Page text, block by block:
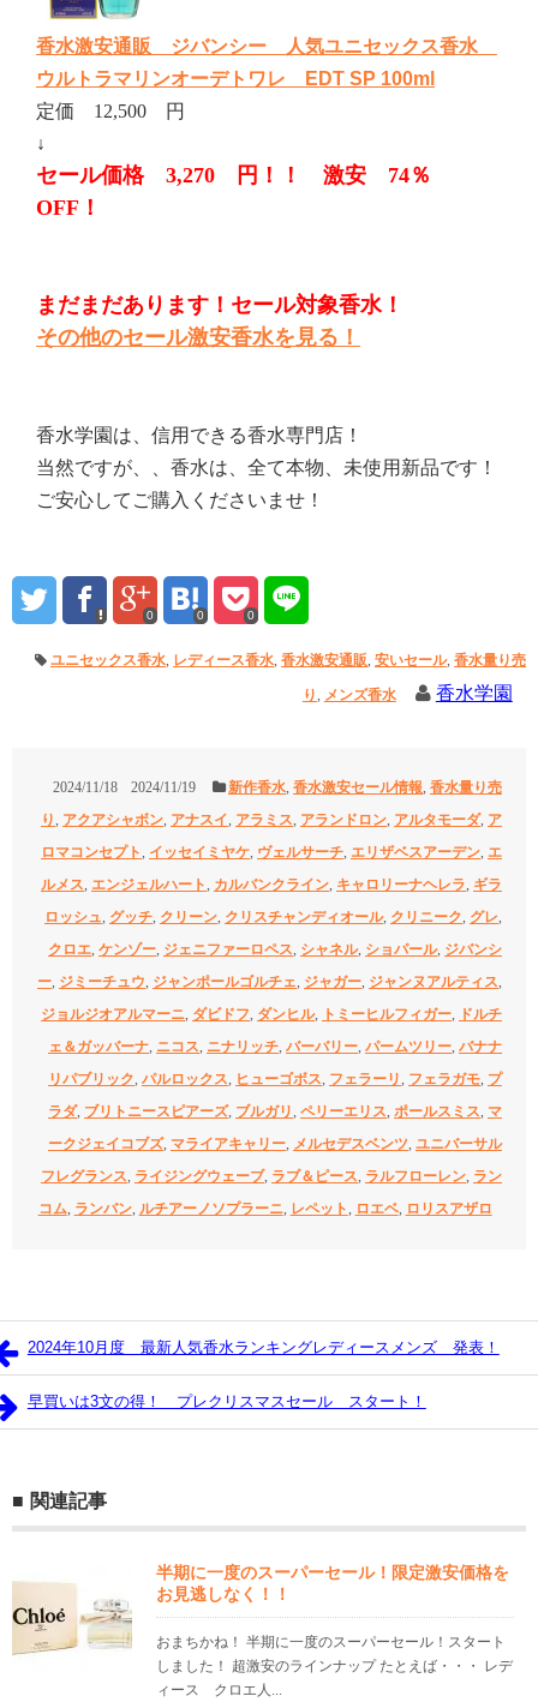
香水激安通販 ジバンシー 人気ユニセックス香水
ウルトラマリンオーデトワレ EDT SP 100ml
定価 12,500 円
↓
セール価格 3,270 円！！ 激安 74％
OFF！
まだまだあります！セール対象香水！
その他のセール激安香水を見る！
香水学園は、信用できる香水専門店！
当然ですが、、香水は、全て本物、未使用新品です！
ご安心してご購入くださいませ！
0 0 0
ユニセックス香水, レディース香水, 香水激安通販, 安いセール, 香水量り売
り, メンズ香水 香水学園
2024/11/18 2024/11/19 新作香水, 香水激安セール情報, 香水量り売
り, アクアシャボン, アナスイ, アラミス, アランドロン, アルタモーダ, ア
ロマコンセプト, イッセイミヤケ, ヴェルサーチ, エリザベスアーデン, エ
ルメス, エンジェルハート, カルバンクライン, キャロリーナヘレラ, ギラ
ロッシュ, グッチ, クリーン, クリスチャンディオール, クリニーク, グレ,
クロエ, ケンゾー, ジェニファーロペス, シャネル, ショパール, ジバンシ
ー, ジミーチュウ, ジャンポールゴルチェ, ジャガー, ジャンヌアルティス,
ジョルジオアルマーニ, ダビドフ, ダンヒル, トミーヒルフィガー,
ドルチ
ェ＆ガッバーナ, ニコス, ニナリッチ, バーバリー, パームツリー, バナナ
リパブリック, パルロックス, ヒューゴボス, フェラーリ, フェラガモ, プ
ラダ, ブリトニースピアーズ, ブルガリ, ペリーエリス, ポールスミス, マ
ークジェイコブズ, マライアキャリー, メルセデスベンツ, ユニバーサル
フレグランス, ライジングウェーブ, ラブ＆ピース, ラルフローレン, ラン
コム, ランバン, ルチアーノソプラーニ, レペット, ロエベ, ロリスアザロ
2024年10月度 最新人気香水ランキングレディースメンズ 発表！
早買いは3文の得！ プレクリスマスセール スタート！
関連記事
半期に一度のスーパーセール！限定激安価格を
お見逃しなく！！
おまちかね！ 半期に一度のスーパーセール！スタート
しました！ 超激安のラインナップ たとえば・・・ レデ
ィース クロエ人...